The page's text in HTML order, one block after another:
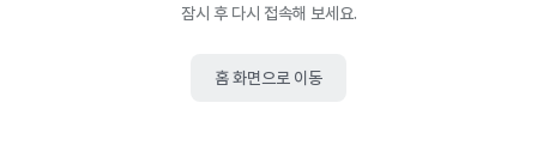
잠시 후 다시 접속해 보세요.
홈 화면으로 이동